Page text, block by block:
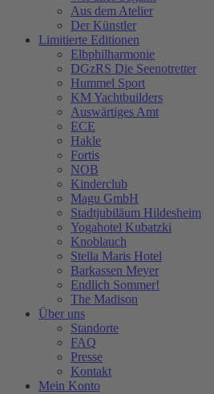
Aus dem Atelier
Der Künstler
Limitierte Editionen
Elbphilharmonie
DGzRS Die Seenotretter
Hummel Sport
KM Yachtbuilders
Auswärtiges Amt
ECE
Hakle
Fortis
NOB
Kinderclub
Magu GmbH
Stadtjubiläum Hildesheim
Yogahotel Kubatzki
Knoblauch
Stella Maris Hotel
Barkassen Meyer
Endlich Sommer!
The Madison
Über uns
Standorte
FAQ
Presse
Kontakt
Mein Konto